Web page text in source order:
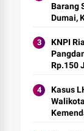
Barang
Dumai,
KNPI
Rp.150
Kasus